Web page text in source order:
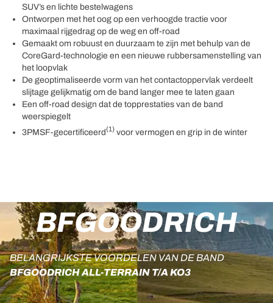
SUV’s en lichte bestelwagens
Ontworpen met het oog op een verhoogde tractie voor
maximaal rijgedrag op de weg en off-road
Gemaakt om robuust en duurzaam te zijn met behulp van de
CoreGard-technologie en een nieuwe rubbersamenstelling van
het loopvlak
De geoptimaliseerde vorm van het contactoppervlak verdeelt
slijtage gelijkmatig om de band langer mee te laten gaan
Een off-road design dat de topprestaties van de band
weerspiegelt
3PMSF-gecertificeerd(1) voor vermogen en grip in de winter
BFGOODRICH
BELANGRIJKSTE VOORDELEN VAN DE BAND
BFGOODRICH ALL-TERRAIN T/A KO3